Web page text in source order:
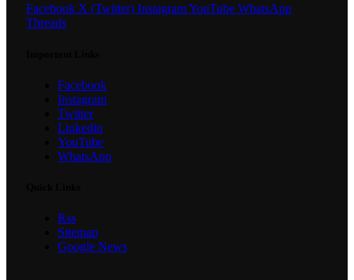
Facebook X (Twitter) InstagramYouTube WhatsApp
Threads
Facebook
Instagram
Twitter
Linkedin
YouTube
WhatsApp
Rss
Sitemap
Google News